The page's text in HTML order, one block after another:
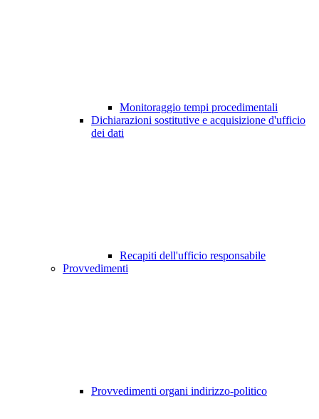
Monitoraggio tempi procedimentali
Dichiarazioni sostitutive e acquisizione d'ufficio
dei dati
Recapiti dell'ufficio responsabile
Provvedimenti
Provvedimenti organi indirizzo-politico